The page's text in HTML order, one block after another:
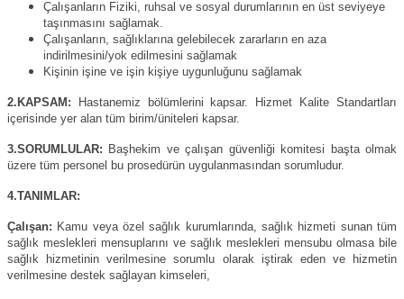
Çalışanların Fiziki, ruhsal ve sosyal durumlarının en üst seviyeye
taşınmasını sağlamak.
Çalışanların, sağlıklarına gelebilecek zararların en aza
indirilmesini/yok edilmesini sağlamak
Kişinin işine ve işin kişiye uygunluğunu sağlamak
2.KAPSAM: Hastanemiz bölümlerini kapsar. Hizmet Kalite Standartları
içerisinde yer alan tüm birim/üniteleri kapsar.
3.SORUMLULAR: Başhekim ve çalışan güvenliği komitesi başta olmak
üzere tüm personel bu prosedürün uygulanmasından sorumludur.
4.TANIMLAR:
Çalışan: Kamu veya özel sağlık kurumlarında, sağlık hizmeti sunan tüm
sağlık meslekleri mensuplarını ve sağlık meslekleri mensubu olmasa bile
sağlık hizmetinin verilmesine sorumlu olarak iştirak eden ve hizmetin
verilmesine destek sağlayan kimseleri,